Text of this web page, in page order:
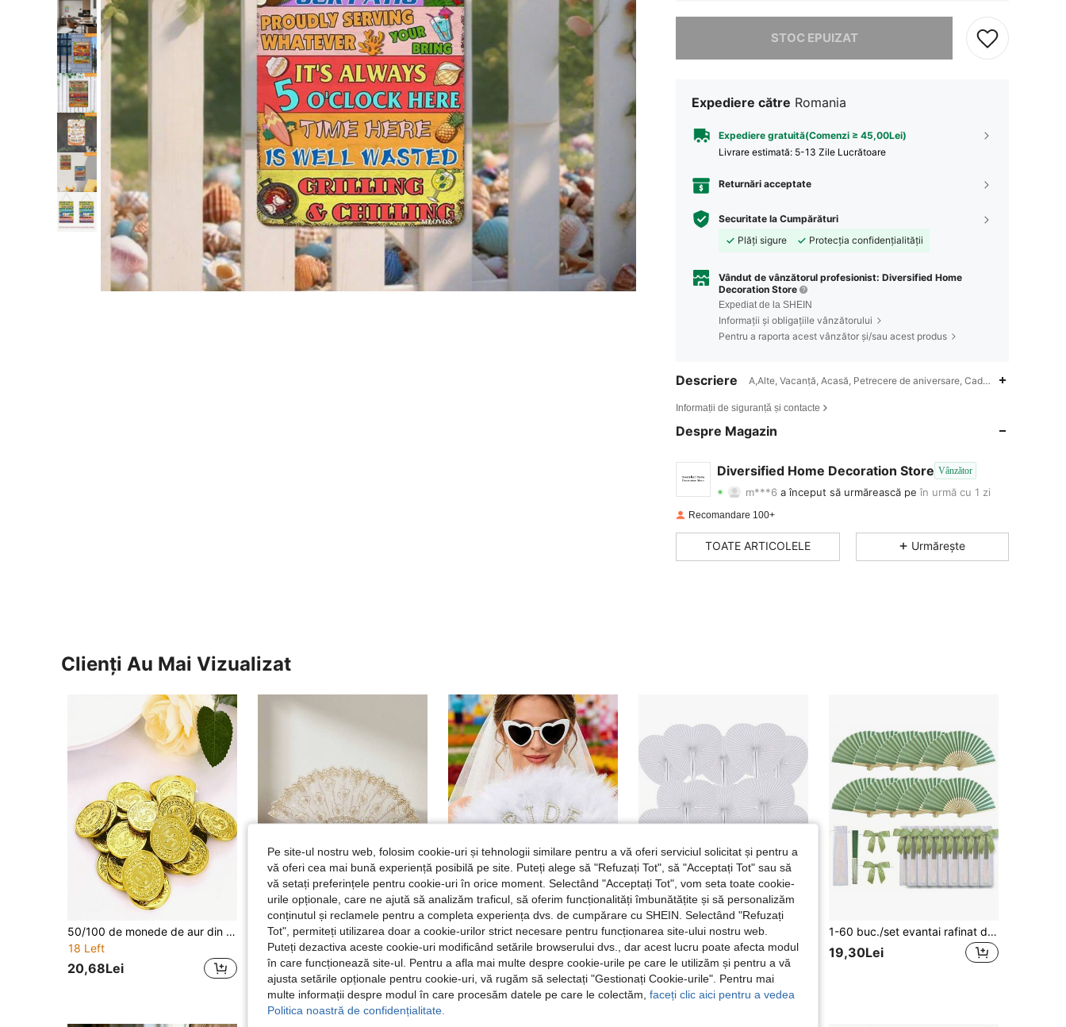
STOC EPUIZAT
Ne pare rău, articolul are stoc epuizat.
Expediere către Romania
Expediere gratuită(Comenzi ≥ 45,00Lei)
Livrare estimată: 5-13 Zile Lucrătoare
Returnări acceptate
Securitate la Cumpărături
Plăți sigure
Protecția confidențialității
Vândut de vânzătorul profesionist: Diversified Home
Decoration Store
Expediat de la SHEIN
Informații și obligațiile vânzătorului
Pentru a raporta acest vânzător și/sau acest produs
Descriere A,Alte, Vacanţă, Acasă, Petrecere de aniversare, Cadou, Petrecere
Informații de siguranță și contacte
Despre Magazin
Diversified Home Decoration Store Vânzător
4,81
4,81 7
m***6 a început să urmărească pe în urmă cu 1 zi
4,81 Evaluare 7articole 86Urmăritori
4,81 7 86
Recomandare 100+
TOATE ARTICOLELE Urmărește
Clienți Au Mai Vizualizat
50/100 de monede de aur din plastic, potrivite pentru cadouri de petrecere, jocuri de vânătoare de comori și articole de petrecere, culoare: auriu
18 Left
20,68Lei
Cirelle
Evantai de mână cu flori de cireș albe și imprimeu cu folie aurie, potrivit pentru uz casnic
36 Left
10,67Lei
Evantai de mireasă elegant, rigid, cu inserții de perle, stil de mână, potrivit pentru viitoare mirese, pentru nuntă și petreceri de burlăcărie, accesoriu de nuntă, cadou pentru noucăsați, recuzit pentru spectacole și fotografie
15,50Lei
15,59LeiCel mai mic pret
EU Warehouse 1/12/24/48/84/120 Evadatoare pliabile albe pentru nuntă, în formă de inimă, goale, pentru cadouri de petrecere, decorațiuni de nuntă, umplutură pentru pungi suvenir, pictură DIY, decorațiuni pentru petrecere de zi de naștere, spectacole pe scenă, evadatoare decorative
15,38Lei
1-60 buc./set evantai rafinat din bambus, esențial pentru femei vara, evantai pliabil de mână cu ciucuri, evantai clasic pliabil potrivit pentru zone pitorești, fotografii de călătorie, accesorii pentru costume, petreceri, cadouri mici pentru prieteni, Crăciun, Halloween, cadouri de Ziua Recunoștinței
19,30Lei
Pe site-ul nostru web, folosim cookie-uri și tehnologii similare pentru a vă oferi serviciul solicitat și pentru a
vă oferi cea mai bună experiență posibilă pe site. Puteți alege să "Refuzați Tot", să "Acceptați Tot" sau să
vă setați preferințele pentru cookie-uri în orice moment. Selectând "Acceptați Tot", vom seta toate cookie-
urile opționale, care ne ajută să analizăm traficul, să oferim funcționalități îmbunătățite și să personalizăm
conținutul și reclamele pentru a completa experiența dvs. de cumpărare cu SHEIN. Selectând "Refuzați
Tot", permiteți utilizarea doar a cookie-urilor strict necesare pentru funcționarea site-ului nostru web.
Puteți dezactiva aceste cookie-uri modificând setările browserului dvs., dar acest lucru poate afecta modul
în care funcționează site-ul. Pentru a afla mai multe despre cookie-urile pe care le utilizăm și pentru a vă
ajusta setările opționale pentru cookie-uri, vă rugăm să selectați "Gestionați Cookie-urile". Pentru mai
multe informații despre modul în care procesăm datele pe care le colectăm, faceți clic aici pentru a vedea
Politica noastră de confidențialitate.